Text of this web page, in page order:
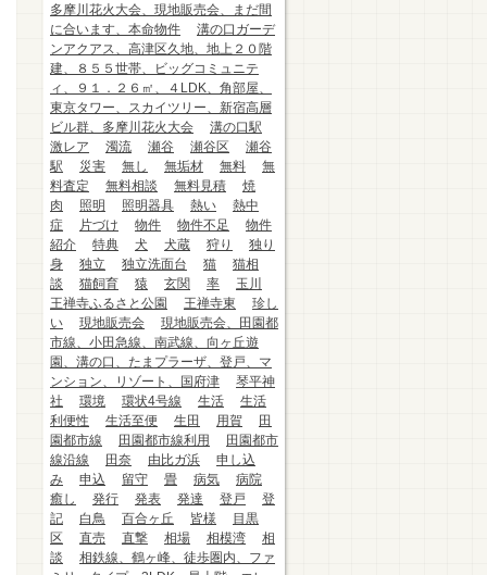
多摩川花火大会、現地販売会、まだ間
に合います、本命物件
溝の口ガーデ
ンアクアス、高津区久地、地上２０階
建、８５５世帯、ビッグコミュニテ
ィ、９１．２６㎡、４LDK、角部屋、
東京タワー、スカイツリー、新宿高層
ビル群、多摩川花火大会
溝の口駅
激レア
濁流 瀬谷 瀬谷区
瀬谷
駅
災害 無し 無垢材 無料
無
料査定
無料相談 無料見積
焼
肉
照明 照明器具 熱い
熱中
症
片づけ 物件 物件不足
物件
紹介
特典 犬 犬蔵 狩り
独り
身
独立 独立洗面台 猫
猫相
談
猫飼育 猿 玄関 率
玉川
王禅寺ふるさと公園
王禅寺東
珍し
い
現地販売会
現地販売会、田園都
市線、小田急線、南武線、向ヶ丘遊
園、溝の口、たまプラーザ、登戸、マ
ンション、リゾート、国府津
琴平神
社
環境 環状4号線 生活
生活
利便性
生活至便 生田 用賀
田
園都市線
田園都市線利用
田園都市
線沿線
田奈 由比ガ浜
申し込
み
申込 留守 畳 病気
病院
癒し
発行 発表 発達 登戸
登
記
白鳥 百合ヶ丘 皆様
目黒
区
直売 直撃 相場 相模湾
相
談
相鉄線、鶴ヶ峰、徒歩圏内、ファ